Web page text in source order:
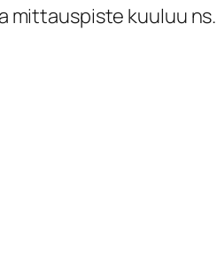
mittauspiste kuuluu